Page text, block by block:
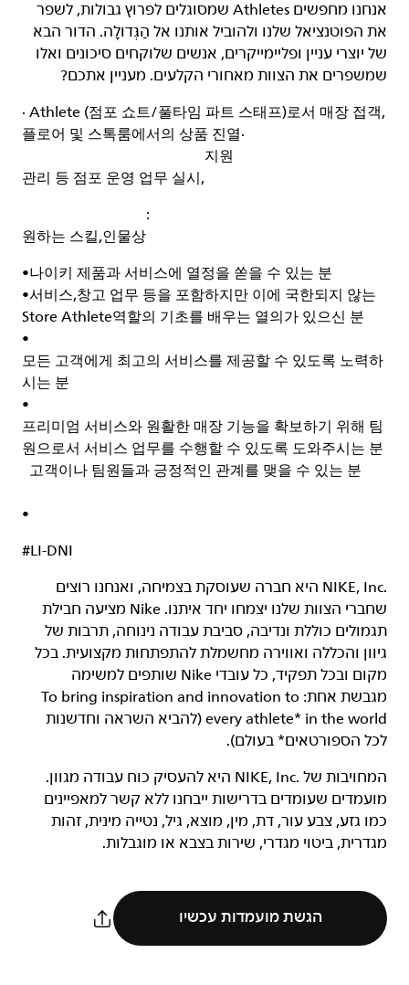
אנחנו מחפשים Athletes שמסוגלים לפרוץ גבולות, לשפר
את הפוטנציאל שלנו ולהוביל אותנו אל הַגְּדוּלָה. הדור הבא
של יוצרי עניין ופליימייקרים, אנשים שלוקחים סיכונים ואלו
שמשפרים את הצוות מאחורי הקלעים. מעניין אתכם?
· Athlete (점포 쇼트/풀타임 파트 스태프)로서 매장 접객,
플로어 및 스톡룸에서의 상품 진열·
관리 등 점포 운영 업무 실시 ,
지원
원하는 스킬,인물상
:
•나이키 제품과 서비스에 열정을 쏟을 수 있는 분
•서비스,창고 업무 등을 포함하지만 이에 국한되지 않는
Store Athlete역할의 기초를 배우는 열의가 있으신 분
•
모든 고객에게 최고의 서비스를 제공할 수 있도록 노력하
시는 분
•
프리미엄 서비스와 원활한 매장 기능을 확보하기 위해 팀
원으로서 서비스 업무를 수행할 수 있도록 도와주시는 분
•
고객이나 팀원들과 긍정적인 관계를 맺을 수 있는 분
#LI-DNI
‏NIKE, Inc.‎ היא חברה שעוסקת בצמיחה, ואנחנו רוצים
שחברי הצוות שלנו יצמחו יחד איתנו. Nike מציעה חבילת
תגמולים כוללת ונדיבה, סביבת עבודה נינוחה, תרבות של
גיוון והכללה ואווירה מחשמלת להתפתחות מקצועית. בכל
מקום ובכל תפקיד, כל עובדי Nike שותפים למשימה
מגבשת אחת: To bring inspiration and innovation to
every athlete* in the world (להביא השראה וחדשנות
לכל הספורטאים* בעולם).
המחויבות של NIKE, Inc.‎ היא להעסיק כוח עבודה מגוון.
מועמדים שעומדים בדרישות ייבחנו ללא קשר למאפיינים
כמו גזע, צבע עור, דת, מין, מוצא, גיל, נטייה מינית, זהות
מגדרית, ביטוי מגדרי, שירות בצבא או מוגבלות.
הגשת מועמדות עכשיו